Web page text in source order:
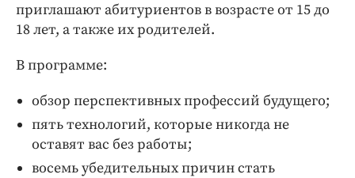
приглашают абитуриентов в возрасте от 15 до
18 лет, а также их родителей.
В программе:
обзор перспективных профессий будущего;
пять технологий, которые никогда не
оставят вас без работы;
восемь убедительных причин стать